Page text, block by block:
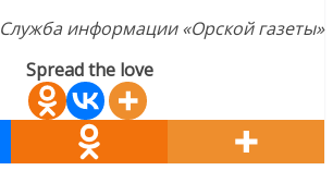
Служба информации «Орской газеты»
Spread the love